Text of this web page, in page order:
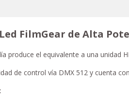
FilmGear de Alta
produce el equivalente a una unidad
de control vía DMX 512 y cuenta